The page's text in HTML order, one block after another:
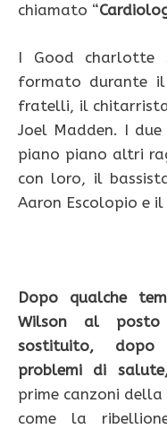
chiamato “
I Good charlotte
formato durante
fratelli, il
Joel Madden. I
piano piano altri
con loro, il
Aaron Escolopio e
Dopo qualche
Wilson al
sostituito,
problemi di
prime canzoni
come la